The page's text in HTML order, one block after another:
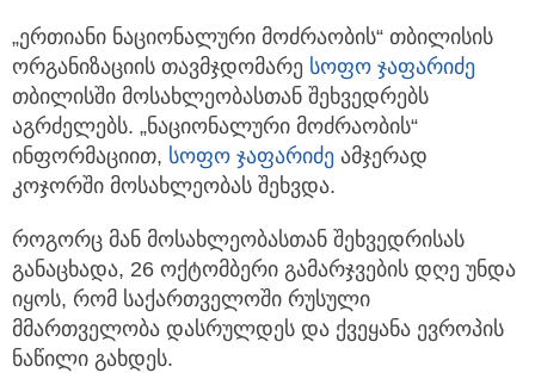
„ერთიანი ნაციონალური მოძრაობის“ თბილისის
ორგანიზაციის თავმჯდომარე სოფო ჯაფარიძე
თბილისში მოსახლეობასთან შეხვედრებს
აგრძელებს. „ნაციონალური მოძრაობის“
ინფორმაციით, სოფო ჯაფარიძე ამჯერად
კოჯორში მოსახლეობას შეხვდა.
როგორც მან მოსახლეობასთან შეხვედრისას
განაცხადა, 26 ოქტომბერი გამარჯვების დღე უნდა
იყოს, რომ საქართველოში რუსული
მმართველობა დასრულდეს და ქვეყანა ევროპის
ნაწილი გახდეს.